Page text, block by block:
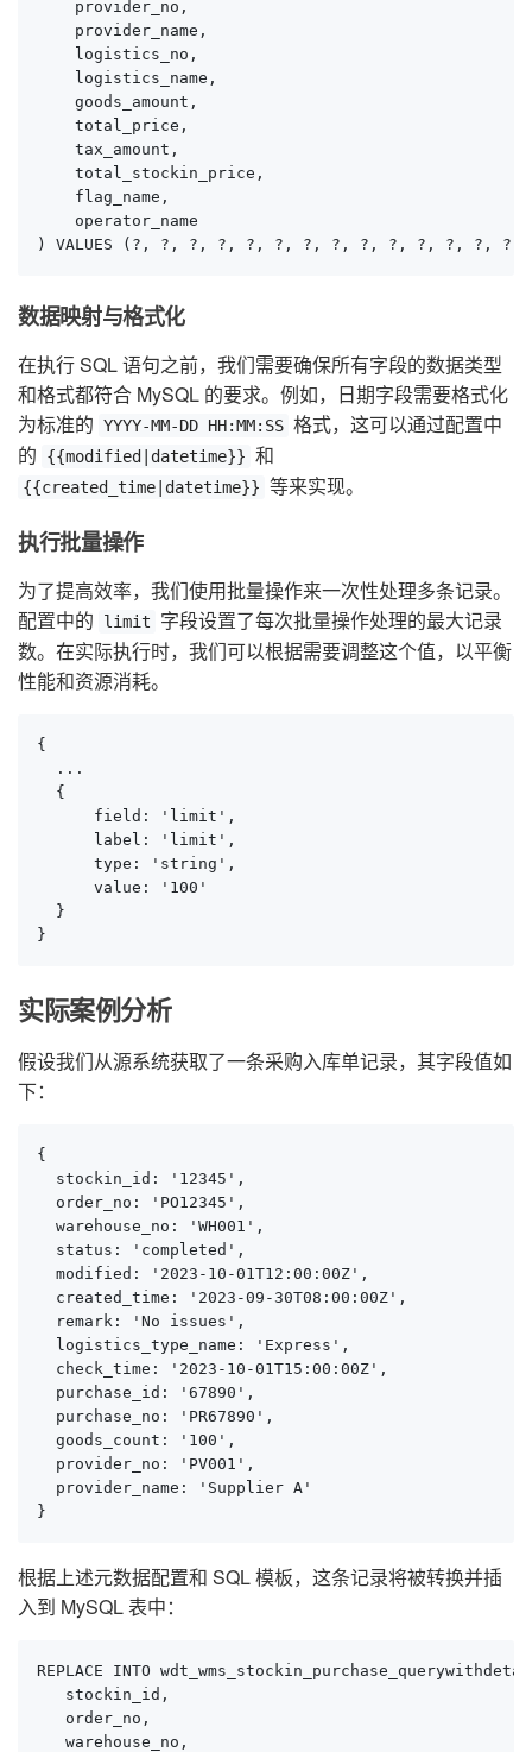
    provider_no,
    provider_name,
    logistics_no,
    logistics_name,
    goods_amount,
    total_price,
    tax_amount,
    total_stockin_price,
    flag_name,
    operator_name
) VALUES (?, ?, ?, ?, ?, ?, ?, ?, ?, ?, ?, ?, ?,
数据映射与格式化
在执行 SQL 语句之前，我们需要确保所有字段的数据类型
和格式都符合 MySQL 的要求。例如，日期字段需要格式化
为标准的 YYYY-MM-DD HH:MM:SS 格式，这可以通过配置中
的
{{modified|datetime}} 和
{{created_time|datetime}} 等来实现。
执行批量操作
为了提高效率，我们使用批量操作来一次性处理多条记录。
配置中的
limit
字段设置了每次批量操作处理的最大记录
数。在实际执行时，我们可以根据需要调整这个值，以平衡
性能和资源消耗。
{
  ...
  {
      field: 'limit',
      label: 'limit',
      type: 'string',
      value: '100'
  }
}
实际案例分析
假设我们从源系统获取了一条采购入库单记录，其字段值如
下：
{
  stockin_id: '12345',
  order_no: 'PO12345',
  warehouse_no: 'WH001',
  status: 'completed',
  modified: '2023-10-01T12:00:00Z',
  created_time: '2023-09-30T08:00:00Z',
  remark: 'No issues',
  logistics_type_name: 'Express',
  check_time: '2023-10-01T15:00:00Z',
  purchase_id: '67890',
  purchase_no: 'PR67890',
  goods_count: '100',
  provider_no: 'PV001',
  provider_name: 'Supplier A'
}
根据上述元数据配置和 SQL 模板，这条记录将被转换并插
入到 MySQL 表中：
REPLACE INTO
   stockin_id,
   order_no,
   warehouse_no,